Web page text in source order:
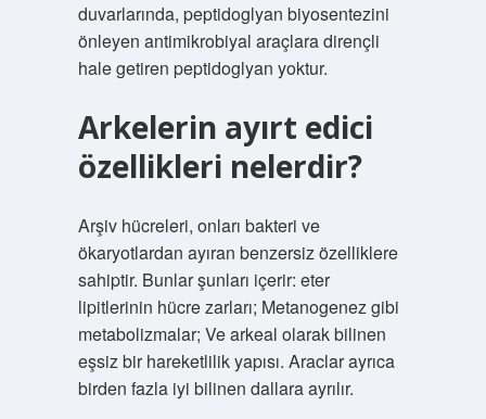
duvarlarında, peptidoglyan biyosentezini
önleyen antimikrobiyal araçlara dirençli
hale getiren peptidoglyan yoktur.
Arkelerin ayırt edici
özellikleri nelerdir?
Arşiv hücreleri, onları bakteri ve
ökaryotlardan ayıran benzersiz özelliklere
sahiptir. Bunlar şunları içerir: eter
lipitlerinin hücre zarları; Metanogenez gibi
metabolizmalar; Ve arkeal olarak bilinen
eşsiz bir hareketlilik yapısı. Araclar ayrıca
birden fazla iyi bilinen dallara ayrılır.